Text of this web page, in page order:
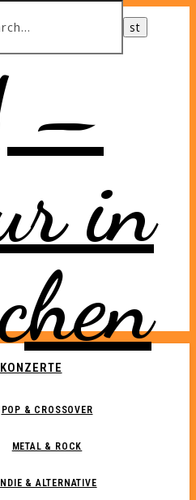
KONZERTE
POP & CROSSOVER
METAL & ROCK
INDIE & ALTERNATIVE